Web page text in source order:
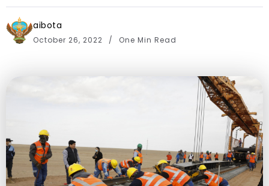
aibota
October 26, 2022 One Min Read